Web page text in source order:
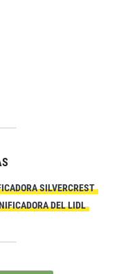
SILVERCREST
DEL LIDL